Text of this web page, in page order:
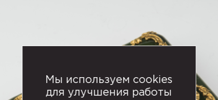
Мы используем cookies
для улучшения работы